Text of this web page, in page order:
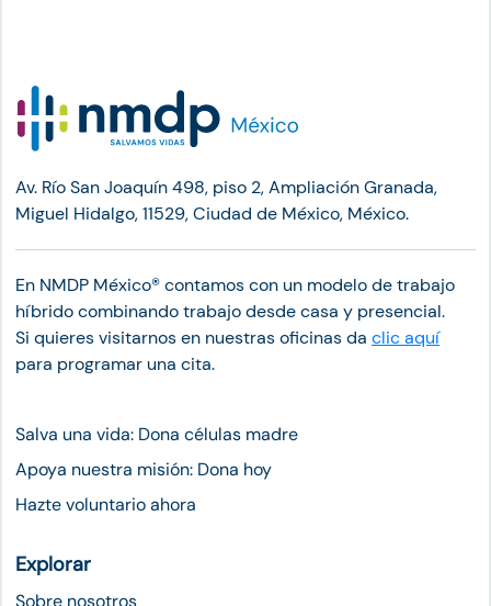
Av. Río San Joaquín 498, piso 2, Ampliación Granada,
Miguel Hidalgo, 11529, Ciudad de México, México.
En NMDP México®︎ contamos con un modelo de trabajo
híbrido combinando trabajo desde casa y presencial.
Si quieres visitarnos en nuestras oficinas da clic aquí
para programar una cita.
Salva una vida: Dona células madre
Apoya nuestra misión: Dona hoy
Hazte voluntario ahora
Explorar
Sobre nosotros